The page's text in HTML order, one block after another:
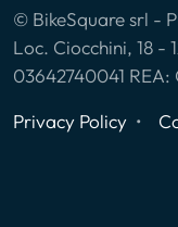
© BikeSquare srl -
Loc. Ciocchini, 18 -
03642740041
Privacy Policy